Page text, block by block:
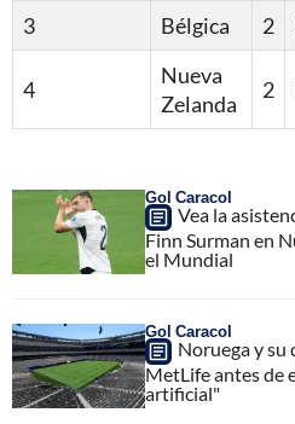
3
Bélgica 2
4
Nueva
Zelanda
2
Gol Caracol
Vea la
Finn Surman en
el Mundial
Gol Caracol
Noruega y su
MetLife antes de
artificial"